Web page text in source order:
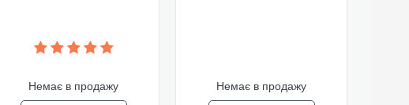
Немає в продажу Немає в продажу